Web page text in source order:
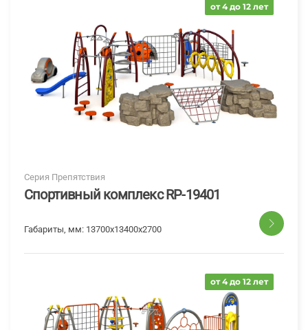
от 4 до 12 лет
Серия Препятствия
Спортивный комплекс RP-19401
Габариты, мм: 13700х13400х2700
от 4 до 12 лет